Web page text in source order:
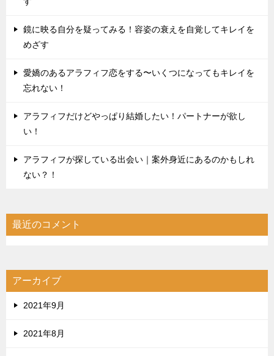
鏡に映る自分を疑ってみる！容姿の衰えを自覚してキレイを
めざす
愛嬌のあるアラフィフ恋をする〜いくつになってもキレイを
忘れない！
アラフィフだけどやっぱり結婚したい！パートナーが欲し
い！
アラフィフが探している出会い｜案外身近にあるのかもしれ
ない？！
最近のコメント
アーカイブ
2021年9月
2021年8月